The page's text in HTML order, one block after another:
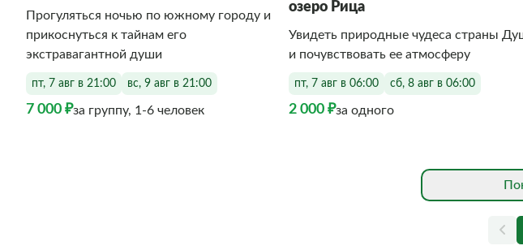
Прогуляться ночью по южному городу и
прикоснуться к тайнам его
экстравагантной души
пт, 7 авг в 21:00 вс, 9 авг в 21:00
7 000 ₽за группу, 1-6 человек
озеро Рица
Увидеть природные чудеса страны
и почувствовать ее атмосферу
пт, 7 авг в 06:00 сб, 8 авг в 06:00
2 000 ₽за одного